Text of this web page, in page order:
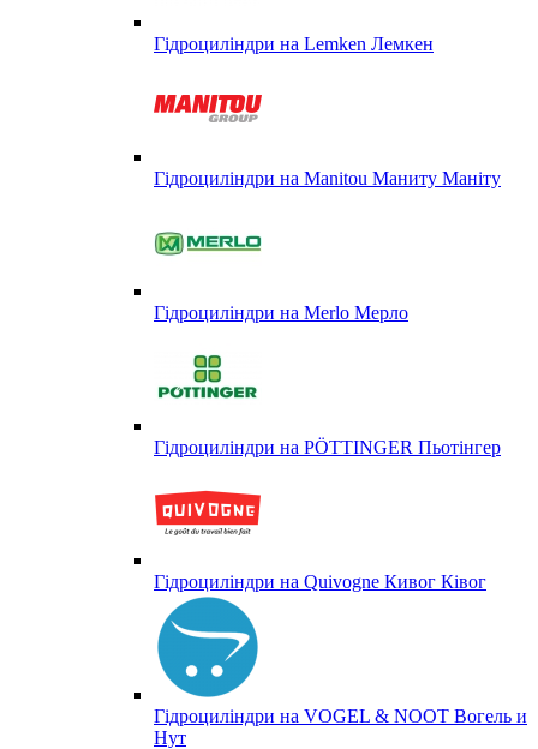
Гідроциліндри на Lemken Лемкен
Гідроциліндри на Manitou Маниту Маніту
Гідроциліндри на Merlo Мерло
Гідроциліндри на PÖTTINGER Пьотінгер
Гідроциліндри на Quivogne Кивог Ківог
Гідроциліндри на VOGEL & NOOT Вогель и
Нут